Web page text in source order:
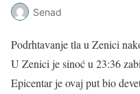
Senad
Podrhtavanje tla u Zenici
U Zenici je sinoć u 23:36
Epicentar je ovaj put bio